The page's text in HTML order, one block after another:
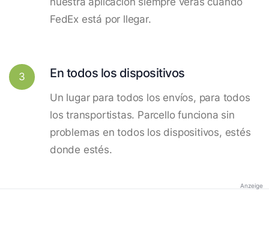
FedEx está por llegar.
3 En todos los dispositivos
Un lugar para todos los envíos, para todos
los transportistas. Parcello funciona sin
problemas en todos los dispositivos, estés
donde estés.
Anzeige